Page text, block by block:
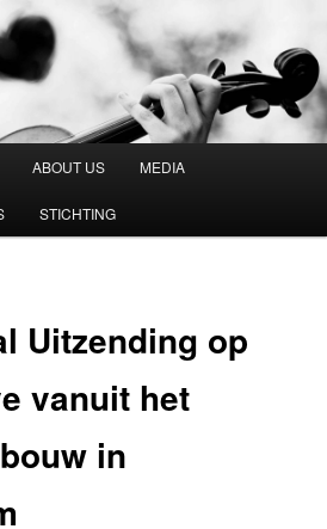
ABOUT US MEDIA
STICHTING
Uitzending op
vanuit het
in